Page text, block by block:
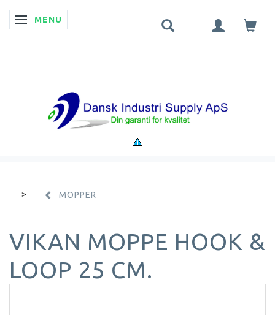
SKIFTE NAVIGATION
MENU
MOPPER
VIKAN MOPPE HOOK &
LOOP 25 CM.